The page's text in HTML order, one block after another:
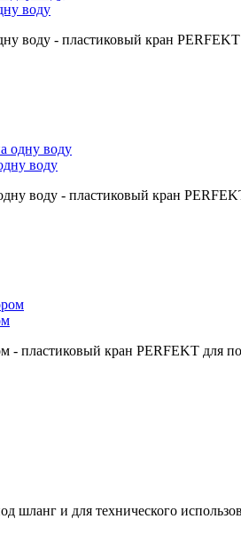
воду
воду - пластиковый кран
воду
воду - пластиковый кран
- пластиковый кран PERFEKT для
шланг и для технического